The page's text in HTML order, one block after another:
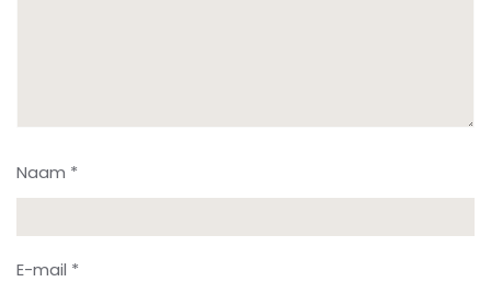
Naam *
E-mail *